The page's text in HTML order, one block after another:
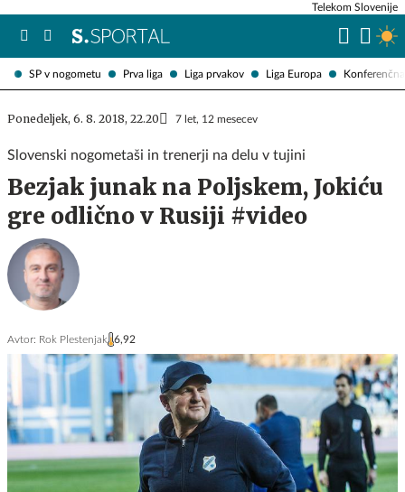
SP v nogometu Prva liga Liga prvakov Liga Europa
Telekom Slovenije
Ponedeljek, 6. 8. 2018, 22.20 7 let, 12 mesecev
Slovenski nogometaši in trenerji na delu v tujini
Bezjak junak na Poljskem, Jokiću
gre odlično v Rusiji #video
Avtor: Rok Plestenjak 6,92